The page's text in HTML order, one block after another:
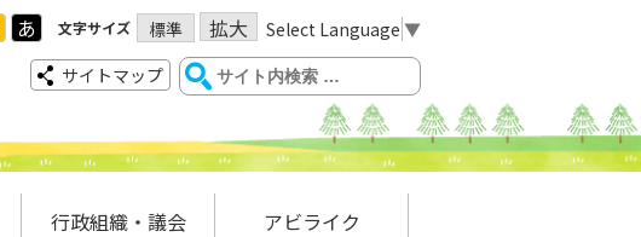
あ 文字サイズ 標準 拡大 Select Language ▼
サイトマップ
行政組織・議会 アビライク